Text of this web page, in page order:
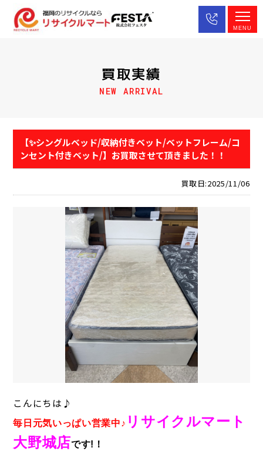
買取実績
NEW ARRIVAL
【✨シングルベッド/収納付きベット/ベットフレーム/コ
ンセント付きベット/】お買取させて頂きました！！
買取日:2025/11/06
こんにちは♪
毎日元気いっぱい営業中♪ リサイクルマート
大野城店です!！
MENU